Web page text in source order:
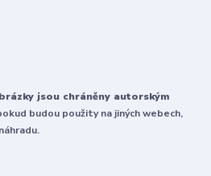
jsou chráněny autorským
budou použity na jiných webech,